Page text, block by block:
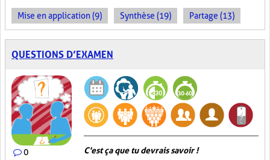
Mise en application (9) Synthèse (19) Partage (13)
QUESTIONS D’EXAMEN
0 C'est ça que tu devrais savoir !